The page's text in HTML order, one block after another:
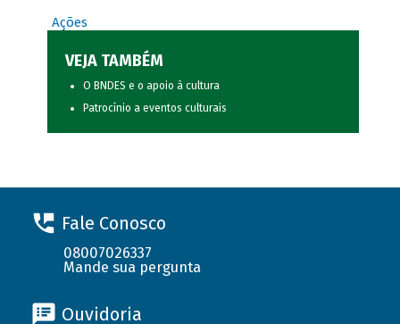
Ações
VEJA TAMBÉM
O BNDES e o apoio à cultura
Patrocínio a eventos culturais
Fale Conosco
08007026337
Mande sua pergunta
Ouvidoria